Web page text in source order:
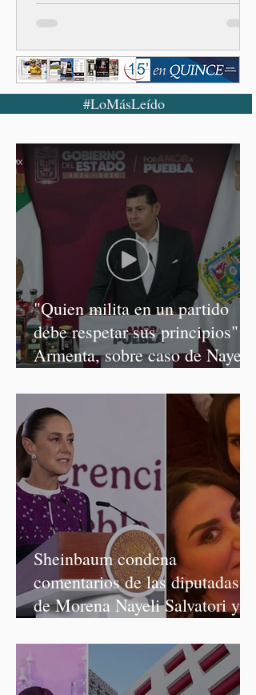
#LoMásLeído
"Quien milita en un partido
debe respetar sus principios":
Armenta, sobre caso de Nayeli
Sheinbaum condena
comentarios de las diputadas
de Morena Nayeli Salvatori y